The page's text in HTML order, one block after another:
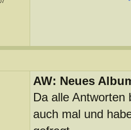
AW: Neues
Da alle Antworten
auch mal und